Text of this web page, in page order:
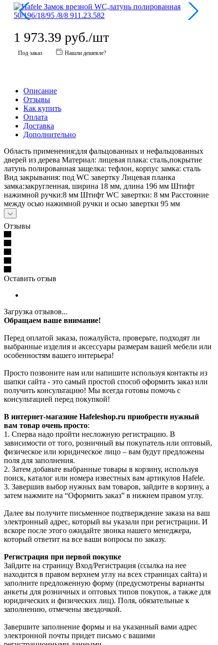
1 973.39 руб./шт
Под заказ Нашли дешевле?
Описание
Отзывы
Как купить
Оплата
Доставка
Дополнительно
Область применения:для фальцованных и нефальцованных
дверей из дерева Материал: лицевая плака: сталь,покрытие
латунь полированная защелка: тефлон, корпус замка: сталь
Вид закрывания: под WC завертку Лицевая планка
замка:закругленная, ширина 18 мм, длина 196 мм Штифт
нажимной ручки:8 мм Штифт WC завертки: 8 мм Расстояние
между осью нажимной ручки и осью завертки 95 мм
Отзывы
Оставить отзыв
Загрузка отзывов...
Обращаем ваше внимание!
Перед оплатой заказа, пожалуйста, проверьте, подходят ли
выбранные изделия и аксессуары размерам вашей мебели или
особенностям вашего интерьера!
Просто позвоните нам или напишите используя контакты из
шапки сайта - это самый простой способ оформить заказ или
получить консультацию! Мы всегда готовы помочь с
консультацией перед покупкой!
В интернет-магазине Hafeleshop.ru приобрести нужный
вам товар очень просто:
1. Сперва надо пройти несложную регистрацию. В
зависимости от того, розничный вы покупатель или оптовый,
физическое или юридическое лицо – вам будут предложены
поля для заполнения.
2. Затем добавьте выбранные товары в корзину, используя
поиск, каталог или номера известных вам артикулов Hafele.
3. Завершив выбор нужных вам товаров, зайдите в корзину, а
затем нажмите на “Оформить заказ” в нижнем правом углу.
Далее вы получите письменное подтверждение заказа на ваш
электронный адрес, который вы указали при регистрации. И
вскоре после этого ожидайте звонка нашего менеджера,
который ответит на все ваши вопросы по заказу.
Регистрация при первой покупке
Зайдите на страницу Вход/Регистрация (ссылка на нее
находится в правом верхнем углу на всех страницах сайта) и
заполните предложенную форму (предусмотрены варианты
анкеты для розничных и оптовых типов покупок, а также для
юридических и физических лиц). Поля, обязательные к
заполнению, отмечены звездочкой.
Завершите заполнение формы и на указанный вами адрес
электронной почты придет письмо с вашими